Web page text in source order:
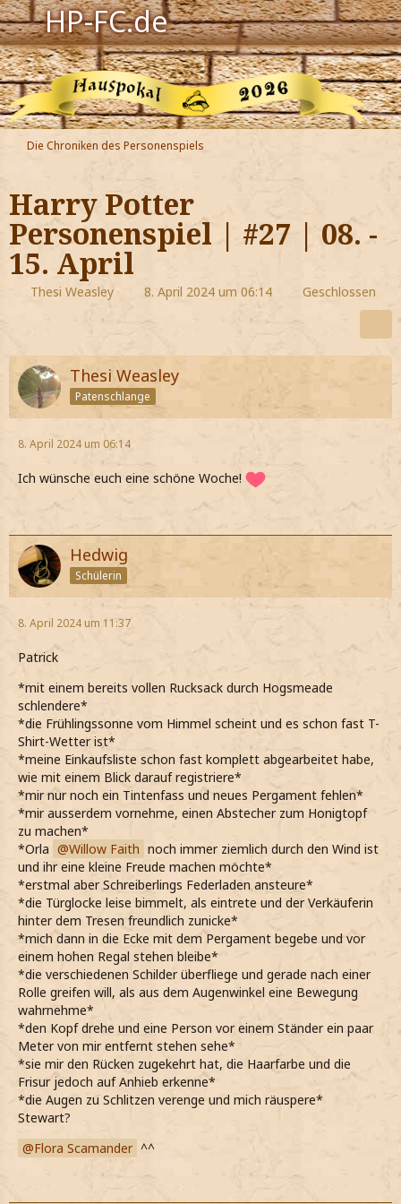
HP-FC.de
Navigation
Harry Potter
Der HP-FC
Hogwarts
Zauberwelt
Willkommen
Jetzt Fanclub-Mitglied werden!
Die Chroniken des Personenspiels
Harry Potter
Personenspiel | #27 | 08. -
15. April
Thesi Weasley 8. April 2024 um 06:14 Geschlossen
Thesi Weasley
Patenschlange
8. April 2024 um 06:14
Ich wünsche euch eine schöne Woche!
Hedwig
Schülerin
8. April 2024 um 11:37
Patrick
*mit einem bereits vollen Rucksack durch Hogsmeade
schlendere*
*die Frühlingssonne vom Himmel scheint und es schon fast T-
Shirt-Wetter ist*
*meine Einkaufsliste schon fast komplett abgearbeitet habe,
wie mit einem Blick darauf registriere*
*mir nur noch ein Tintenfass und neues Pergament fehlen*
*mir ausserdem vornehme, einen Abstecher zum Honigtopf
zu machen*
*Orla
Willow Faith noch immer ziemlich durch den Wind ist
und ihr eine kleine Freude machen möchte*
*erstmal aber Schreiberlings Federladen ansteure*
*die Türglocke leise bimmelt, als eintrete und der Verkäuferin
hinter dem Tresen freundlich zunicke*
*mich dann in die Ecke mit dem Pergament begebe und vor
einem hohen Regal stehen bleibe*
*die verschiedenen Schilder überfliege und gerade nach einer
Rolle greifen will, als aus dem Augenwinkel eine Bewegung
wahrnehme*
*den Kopf drehe und eine Person vor einem Ständer ein paar
Meter von mir entfernt stehen sehe*
*sie mir den Rücken zugekehrt hat, die Haarfarbe und die
Frisur jedoch auf Anhieb erkenne*
*die Augen zu Schlitzen verenge und mich räuspere*
Stewart?
Flora Scamander ^^